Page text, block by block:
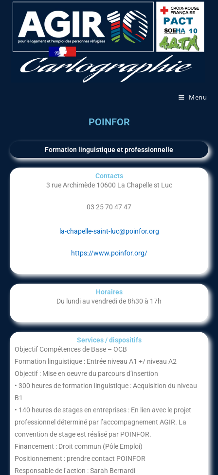
Menu
POINFOR
Formation linguistique et professionnelle
Contacts
3 rue Archimède 10600 La Chapelle st Luc
03 25 70 47 47
la-chapelle-saint-luc@poinfor.org
https://www.poinfor.org/
Horaires
Du lundi au vendredi de 8h30 à 17h
Services / dispositifs​
Objectif Compétences de Base – OCB
Formation linguistique : Entrée niveau A1 +/ niveau A2
Objectif : Mise en oeuvre du parcours d’insertion
• 300 heures de formation linguistique : Acquisition du niveau
B1
• 140 heures de stages en entreprises : En lien avec le projet
professionnel déterminé par l’accompagnement AGIR. La
convention de stage est réalisé par POINFOR.
Financement : Droit commun (Pôle Emploi)
Positionnement : prendre contact POINFOR
Responsable de l’action : Sarah Bernardi